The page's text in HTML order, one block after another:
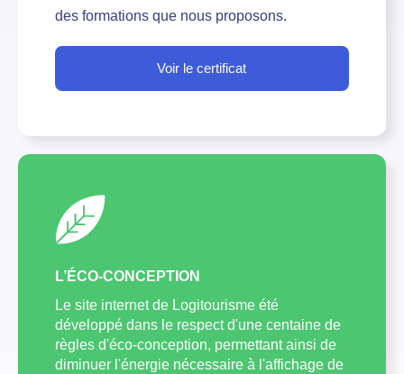
des formations que nous proposons.
Voir le certificat
L’ÉCO-CONCEPTION
Le site internet de Logitourisme été
développé dans le respect d'une centaine de
règles d'éco-conception, permettant ainsi de
diminuer l'énergie nécessaire à l'affichage de